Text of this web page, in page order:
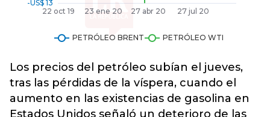
Los precios del petróleo subían el jueves,
tras las pérdidas de la víspera, cuando el
aumento en las existencias de gasolina en
Estados Unidos señaló un deterioro de las